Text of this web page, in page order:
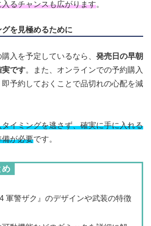
るチャンスも広がります。
を見極めるために
入を予定しているなら、 発売日の早朝
実です。また、オンラインでの予約購入
予約しておくことで品切れの心配を減
タイミングを逃さず、確実に手に入れる
備が必要です。
め
軍警ザク』のデザインや武装の特徴